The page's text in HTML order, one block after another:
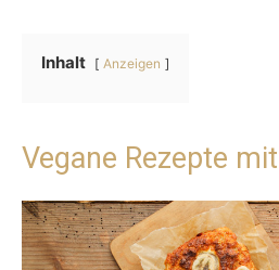
Inhalt Anzeigen
Vegane Rezepte